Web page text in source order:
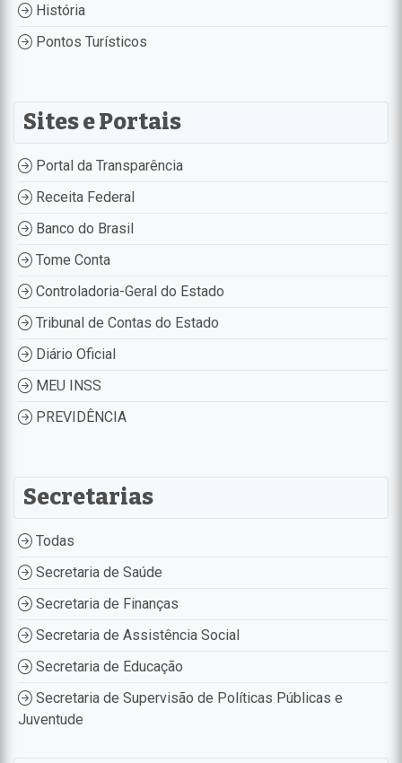
História
Pontos Turísticos
Sites e Portais
Portal da Transparência
Receita Federal
Banco do Brasil
Tome Conta
Controladoria-Geral do Estado
Tribunal de Contas do Estado
Diário Oficial
MEU INSS
PREVIDÊNCIA
Secretarias
Todas
Secretaria de Saúde
Secretaria de Finanças
Secretaria de Assistência Social
Secretaria de Educação
Secretaria de Supervisão de Políticas Públicas e
Juventude